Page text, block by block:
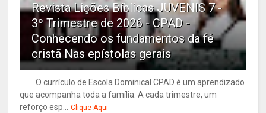
Revista Lições Bíblicas JUVENIS 7 -
3º Trimestre de 2026 - CPAD -
Conhecendo os fundamentos da fé
cristã Nas epístolas gerais
O currículo de Escola Dominical CPAD é um aprendizado
que acompanha toda a família. A cada trimestre, um
reforço esp... Clique Aqui